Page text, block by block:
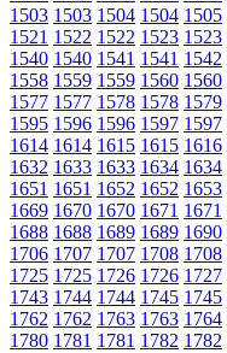
1503 1503 1504 1504 1505
1521 1522 1522 1523 1523
1540 1540 1541 1541 1542
1558 1559 1559 1560 1560
1577 1577 1578 1578 1579
1595 1596 1596 1597 1597
1614 1614 1615 1615 1616
1632 1633 1633 1634 1634
1651 1651 1652 1652 1653
1669 1670 1670 1671 1671
1688 1688 1689 1689 1690
1706 1707 1707 1708 1708
1725 1725 1726 1726 1727
1743 1744 1744 1745 1745
1762 1762 1763 1763 1764
1780 1781 1781 1782 1782